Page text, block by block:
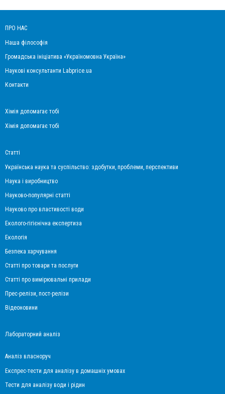
ПРО НАС
Наша філософія
Громадська ініціатива «Україномовна Україна»
Наукові консультанти Labprice.ua
Контакти
Хімія допомагає тобі
Хімія допомагає тобі
Статті
Українська наука та суспільство: здобутки, проблеми, перспективи
Наука і виробництво
Науково-популярні статті
Науково про властивості води
Еколого-гігієнічна експертиза
Екологія
Безпека харчування
Статті про товари та послуги
Статті про вимірювальні прилади
Прес-релізи, пост-релізи
Відеоновини
Лабораторний аналіз
Аналіз власноруч
Експрес-тести для аналізу в домашніх умовах
Тести для аналізу води і рідин